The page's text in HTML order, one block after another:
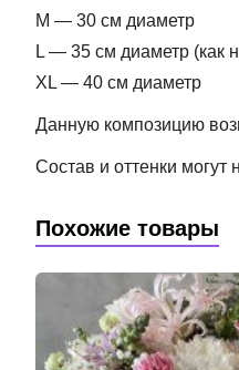
M — 30 см диаметр
L — 35 см диаметр (как
XL — 40 см диаметр
Данную композицию
Состав и оттенки
Похожие товары